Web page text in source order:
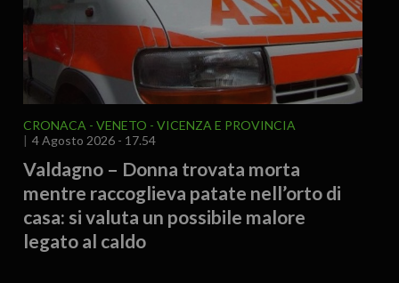
CRONACA VENETO
VICENZA E PROVINCIA
4 Agosto 2026 - 17.54
Valdagno – Donna trovata morta
mentre raccoglieva patate nell’orto di
casa: si valuta un possibile malore
legato al caldo